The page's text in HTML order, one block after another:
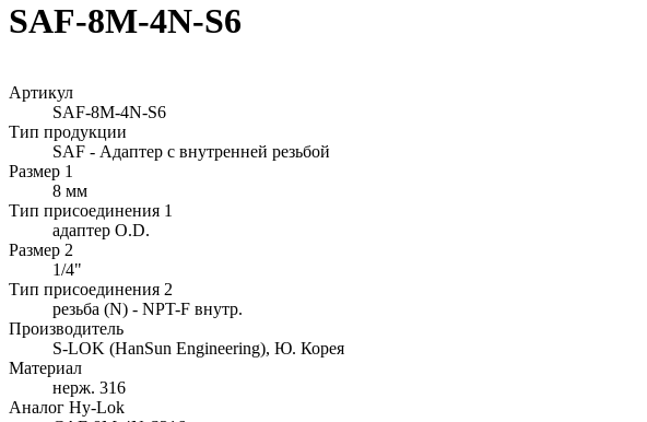
SAF-8M-4N-S6
Артикул
SAF-8M-4N-S6
Тип продукции
SAF - Адаптер с внутренней резьбой
Размер 1
8 мм
Тип присоединения 1
адаптер O.D.
Размер 2
1/4"
Тип присоединения 2
резьба (N) - NPT-F внутр.
Производитель
S-LOK (HanSun Engineering), Ю. Корея
Материал
нерж. 316
Аналог Hy-Lok